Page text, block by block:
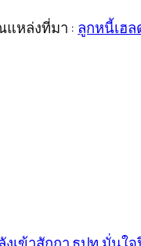
หล่งที่มา : ลูกหนี้เฮ